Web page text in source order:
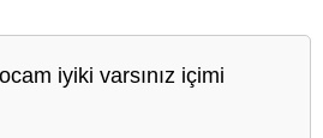
iyiki varsınız içimi